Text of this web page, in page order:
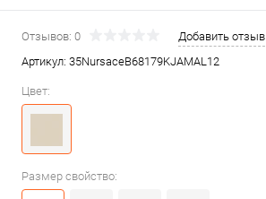
Отзывов: 0
Добавить отзыв
Артикул: 35NursaceB68179KJAMAL12
Цвет:
Размер свойство: